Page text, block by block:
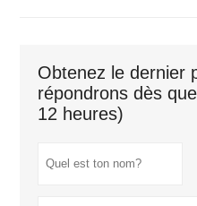
Obtenez le dernier
répondrons dès
12 heures)